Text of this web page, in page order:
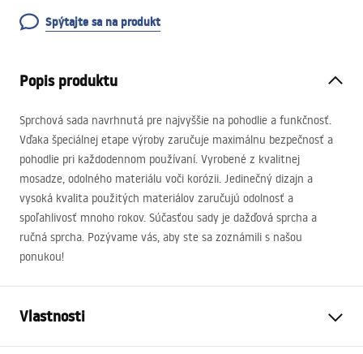
Spýtajte sa na produkt
Popis produktu
Sprchová sada navrhnutá pre najvyššie na pohodlie a funkčnosť.
Vďaka špeciálnej etape výroby zaručuje maximálnu bezpečnosť a
pohodlie pri každodennom používaní. Vyrobené z kvalitnej
mosadze, odolného materiálu voči korózii. Jedinečný dizajn a
vysoká kvalita použitých materiálov zaručujú odolnosť a
spoľahlivosť mnoho rokov. Súčasťou sady je dažďová sprcha a
ručná sprcha. Pozývame vás, aby ste sa zoznámili s našou
ponukou!
Vlastnosti